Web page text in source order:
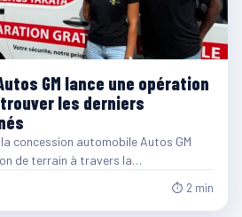
GM lance une opération
les derniers
concession automobile Autos GM
de terrain à travers la…
⏱ 2 min